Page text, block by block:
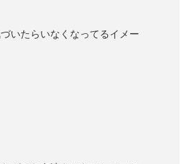
いたらいなくなってるイメー